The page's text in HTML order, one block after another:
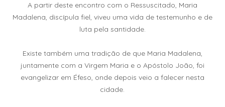
A partir deste encontro com o Ressuscitado, Maria
Madalena, discípula fiel, viveu uma vida de testemunho e de
luta pela santidade.
Existe também uma tradição de que Maria Madalena,
juntamente com a Virgem Maria e o Apóstolo João, foi
evangelizar em Éfeso, onde depois veio a falecer nesta
cidade.